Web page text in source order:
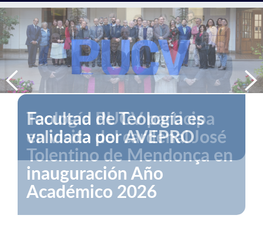
Facultad de Teología es
validada por AVEPRO